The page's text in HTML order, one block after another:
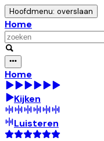
Hoofdmenu: overslaan
Home
Home
Kijken
Luisteren